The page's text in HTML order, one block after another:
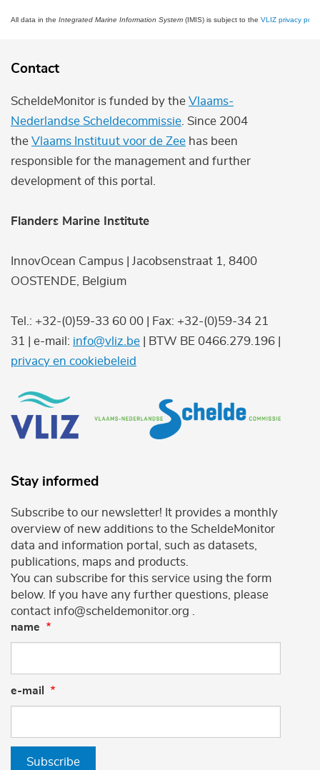
All data in the Integrated Marine Information System (IMIS) is subject to the VLIZ privacy
Contact
ScheldeMonitor is funded by the Vlaams-
Nederlandse Scheldecommissie . Since 2004
the Vlaams Instituut voor de Zee has been
responsible for the management and further
development of this portal.
Flanders Marine Institute
InnovOcean Campus | Jacobsenstraat 1, 8400
OOSTENDE, Belgium
Tel.: +32-(0)59-33 60 00 | Fax: +32-(0)59-34 21
31 | e-mail: info@vliz.be | BTW BE 0466.279.196 |
privacy en cookiebeleid
Stay informed
Subscribe to our newsletter! It provides a monthly
overview of new additions to the ScheldeMonitor
data and information portal, such as datasets,
publications, maps and products.
You can subscribe for this service using the form
below. If you have any further questions, please
contact info@scheldemonitor.org .
name
e-mail
Subscribe